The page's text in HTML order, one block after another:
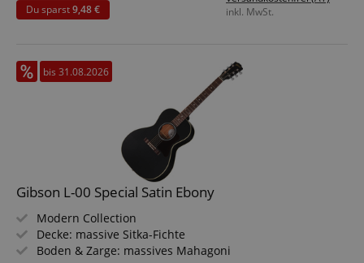
inkl. MwSt.
Du sparst9,48 €
bis 31.08.2026
Gibson L-00 Special Satin Ebony
Modern Collection
Decke: massive Sitka-Fichte
Boden & Zarge: massives Mahagoni